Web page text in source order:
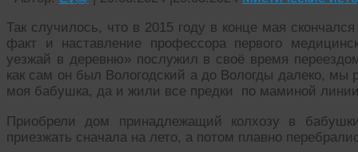
Так случилось, что в 2015 году в конце мая
факт и наставление профессора первого
уезжай в деревню» послужил в своё время
как сам он был Вологодский а до Вологды далеко,
моя бабушка, да и жили все предки по маминой
Приобрели дом принадлежащий колхозу в
приезжать сначала на лето, а потом плавно